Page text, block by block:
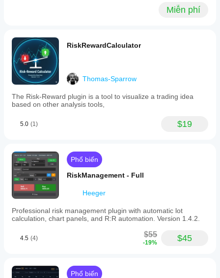
Miễn phí
RiskRewardCalculator
Thomas-Sparrow
The Risk-Reward plugin is a tool to visualize a trading idea
based on other analysis tools,
5.0 (1) $19
Phổ biến
RiskManagement - Full
Heeger
Professional risk management plugin with automatic lot
calculation, chart panels, and R:R automation. Version 1.4.2.
4.5 (4) $55
-19% $45
Phổ biến